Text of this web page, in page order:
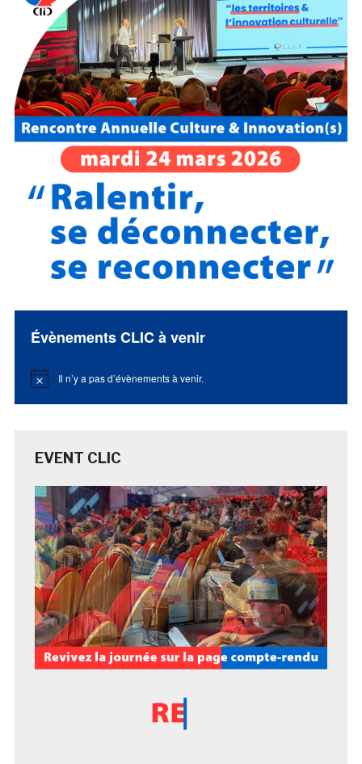
Évènements CLIC à venir
Notice Il n’y a pas d’évènements à venir.
EVENT CLIC